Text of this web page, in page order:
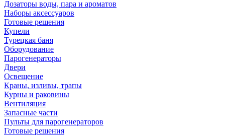
Дозаторы воды, пара и ароматов
Наборы аксессуаров
Готовые решения
Купели
Турецкая баня
Оборудование
Парогенераторы
Двери
Освещение
Краны, изливы, трапы
Курны и раковины
Вентиляция
Запасные части
Пульты для парогенераторов
Готовые решения